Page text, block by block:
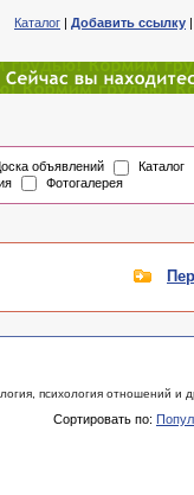
Каталог | Добавить ссылку
объявлений
Каталог
Фотогалерея
психология отношений и
Сортировать по: